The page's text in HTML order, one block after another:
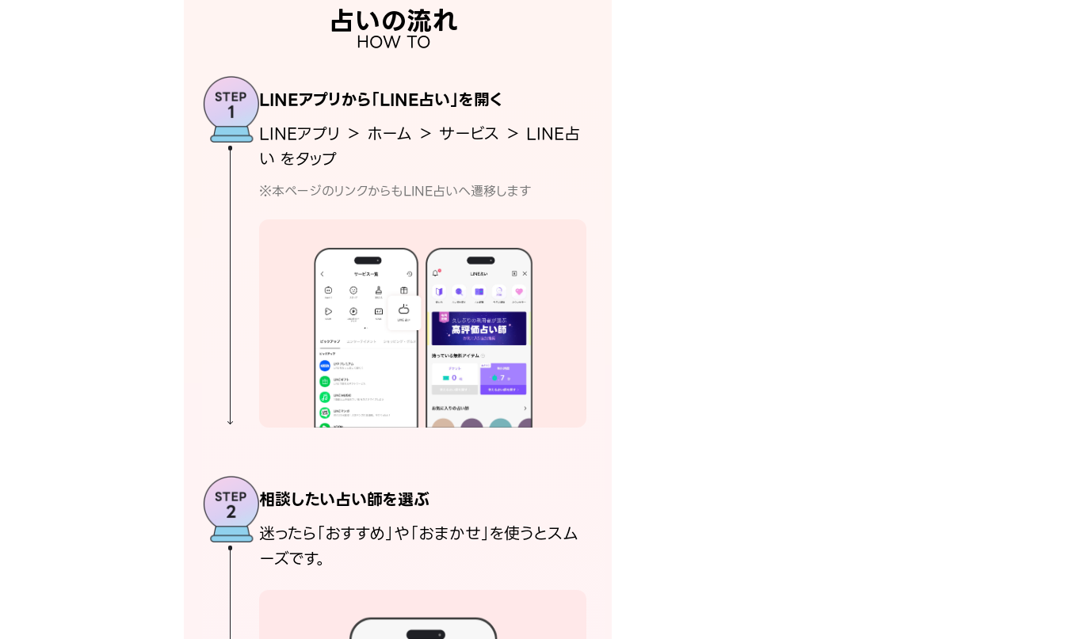
占いの流れ
HOW TO
LINEアプリから「LINE占い」を開く
LINEアプリ ＞ ホーム ＞ サービス ＞ LINE占
い をタップ
※本ページのリンクからもLINE占いへ遷移します
相談したい占い師を選ぶ
迷ったら「おすすめ」や「おまかせ」を使うとスム
ーズです。